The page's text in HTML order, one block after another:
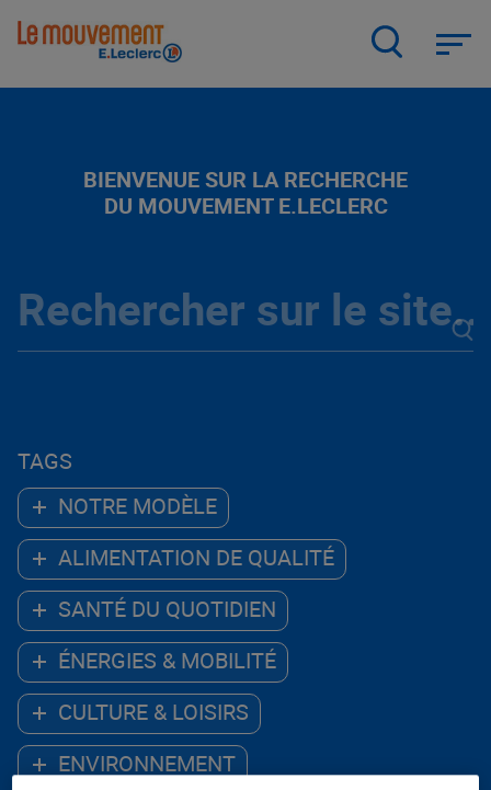
BIENVENUE SUR LA RECHERCHE
DU MOUVEMENT E.LECLERC
TAGS
NOTRE MODÈLE
ALIMENTATION DE QUALITÉ
SANTÉ DU QUOTIDIEN
ÉNERGIES & MOBILITÉ
CULTURE & LOISIRS
ENVIRONNEMENT